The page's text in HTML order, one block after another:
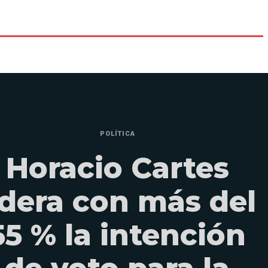
POLÍTICA
Horacio Cartes
con más del
% la intención